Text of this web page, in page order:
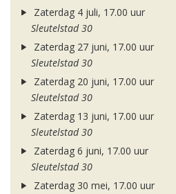
Zaterdag 4 juli, 17.00 uur
Sleutelstad 30
Zaterdag 27 juni, 17.00 uur
Sleutelstad 30
Zaterdag 20 juni, 17.00 uur
Sleutelstad 30
Zaterdag 13 juni, 17.00 uur
Sleutelstad 30
Zaterdag 6 juni, 17.00 uur
Sleutelstad 30
Zaterdag 30 mei, 17.00 uur